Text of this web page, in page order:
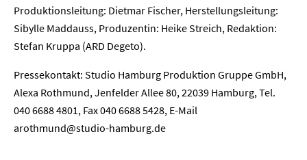
Produktionsleitung: Dietmar Fischer, Herstellungsleitung:
Sibylle Maddauss, Produzentin: Heike Streich, Redaktion:
Stefan Kruppa (ARD Degeto).
Pressekontakt: Studio Hamburg Produktion Gruppe GmbH,
Alexa Rothmund, Jenfelder Allee 80, 22039 Hamburg, Tel.
040 6688 4801, Fax 040 6688 5428, E-Mail
arothmund@studio-hamburg.de
Presse
Karriere
Kontakt
Newsletter Datenschutz Impressum